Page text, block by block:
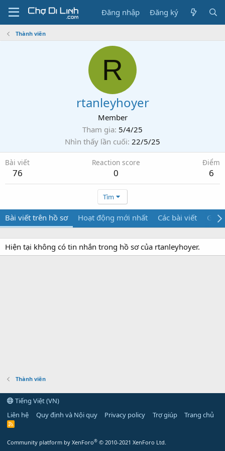
Đăng nhập Đăng ký
Thành viên
R
rtanleyhoyer
Member
Tham gia 5/4/25
Nhìn thấy lần cuối 22/5/25
Bài viết
76
Reaction score
0
Điểm
6
Tìm
Bài viết trên hồ sơ Hoạt động mới nhất Các bài viết Giới
Hiện tại không có tin nhắn trong hồ sơ của rtanleyhoyer.
Thành viên
Tiếng Việt (VN)
Liên hệ
Quy định và Nội quy Privacy policy Trợ giúp Trang chủ
R
Community platform by XenForo® © 2010-2021 XenForo Ltd.